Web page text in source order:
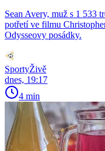
Sean Avery, muž s 1 533
potřetí ve filmu
Odysseovy posádky.
SportyŽivě
dnes, 19:17
4 min